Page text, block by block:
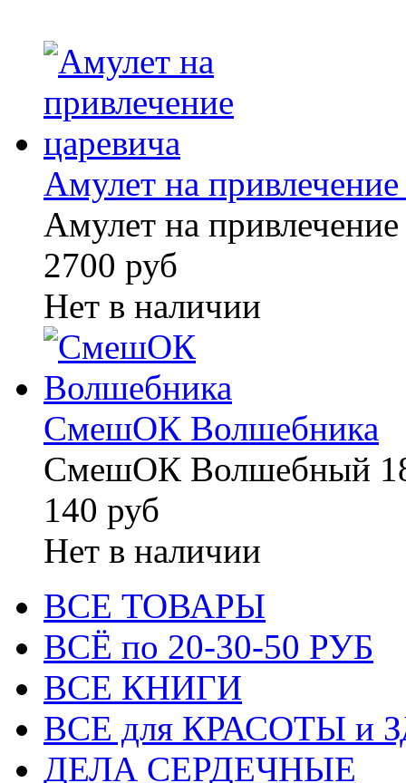
Амулет на
Амулет на
2700 руб
Нет в наличии
СмешОК Волшебника
СмешОК Волшебный
140 руб
Нет в наличии
ВСЕ ТОВАРЫ
ВСЁ по 20-30-50 РУБ
ВСЕ КНИГИ
ВСЕ для КРАСОТЫ и
ДЕЛА СЕРДЕЧНЫЕ